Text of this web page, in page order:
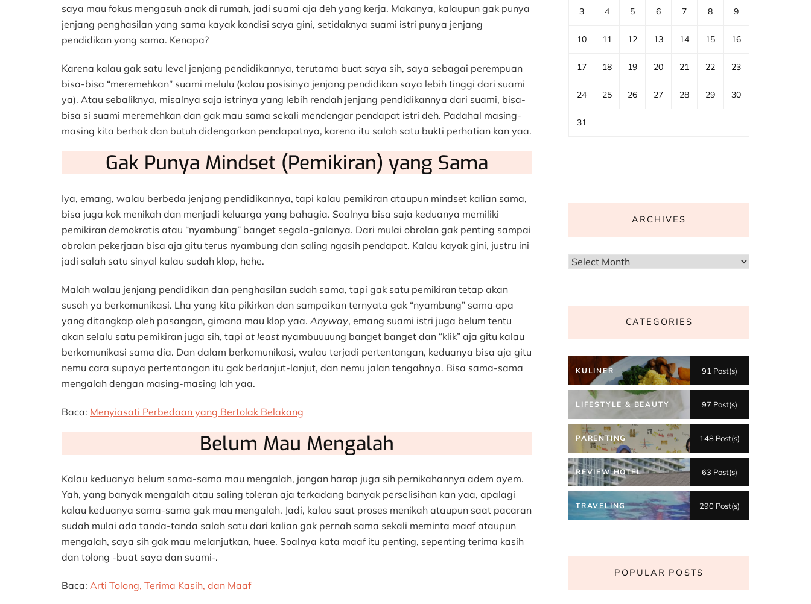
saya mau fokus mengasuh anak di rumah, jadi suami aja deh yang kerja. Makanya, kalaupun gak punya
jenjang penghasilan yang sama kayak kondisi saya gini, setidaknya suami istri punya jenjang
pendidikan yang sama. Kenapa?
Karena kalau gak satu level jenjang pendidikannya, terutama buat saya sih, saya sebagai perempuan
bisa-bisa “meremehkan” suami melulu (kalau posisinya jenjang pendidikan saya lebih tinggi dari suami
ya). Atau sebaliknya, misalnya saja istrinya yang lebih rendah jenjang pendidikannya dari suami, bisa-
bisa si suami meremehkan dan gak mau sama sekali mendengar pendapat istri deh. Padahal masing-
masing kita berhak dan butuh didengarkan pendapatnya, karena itu salah satu bukti perhatian kan yaa.
Gak Punya Mindset (Pemikiran) yang Sama
Iya, emang, walau berbeda jenjang pendidikannya, tapi kalau pemikiran ataupun mindset kalian sama,
bisa juga kok menikah dan menjadi keluarga yang bahagia. Soalnya bisa saja keduanya memiliki
pemikiran demokratis atau “nyambung” banget segala-galanya. Dari mulai obrolan gak penting sampai
obrolan pekerjaan bisa aja gitu terus nyambung dan saling ngasih pendapat. Kalau kayak gini, justru ini
jadi salah satu sinyal kalau sudah klop, hehe.
Malah walau jenjang pendidikan dan penghasilan sudah sama, tapi gak satu pemikiran tetap akan
susah ya berkomunikasi. Lha yang kita pikirkan dan sampaikan ternyata gak “nyambung” sama apa
yang ditangkap oleh pasangan, gimana mau klop yaa. Anyway, emang suami istri juga belum tentu
akan selalu satu pemikiran juga sih, tapi at least nyambuuuung banget banget dan “klik” aja gitu kalau
berkomunikasi sama dia. Dan dalam berkomunikasi, walau terjadi pertentangan, keduanya bisa aja gitu
nemu cara supaya pertentangan itu gak berlanjut-lanjut, dan nemu jalan tengahnya. Bisa sama-sama
mengalah dengan masing-masing lah yaa.
Baca: Menyiasati Perbedaan yang Bertolak Belakang
Belum Mau Mengalah
Kalau keduanya belum sama-sama mau mengalah, jangan harap juga sih pernikahannya adem ayem.
Yah, yang banyak mengalah atau saling toleran aja terkadang banyak perselisihan kan yaa, apalagi
kalau keduanya sama-sama gak mau mengalah. Jadi, kalau saat proses menikah ataupun saat pacaran
sudah mulai ada tanda-tanda salah satu dari kalian gak pernah sama sekali meminta maaf ataupun
mengalah, saya sih gak mau melanjutkan, huee. Soalnya kata maaf itu penting, sepenting terima kasih
dan tolong -buat saya dan suami-.
Baca: Arti Tolong, Terima Kasih, dan Maaf
3 4 5 6 7 8 9
10 11 12 13 14 15 16
17 18 19 20 21 22 23
24 25 26 27 28 29 30
31
ARCHIVES
Archives
CATEGORIES
KULINER 91 Post(s)
LIFESTYLE & BEAUTY 97 Post(s)
PARENTING 148 Post(s)
REVIEW HOTEL 63 Post(s)
TRAVELING 290 Post(s)
POPULAR POSTS